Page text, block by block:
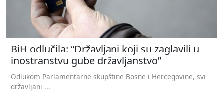
BiH odlučila: “Državljani koji su zaglavili u
inostranstvu gube državljanstvo”
Odlukom Parlamentarne skupštine Bosne i Hercegovine, svi
državljani ...